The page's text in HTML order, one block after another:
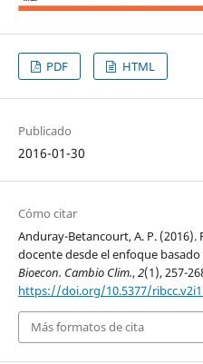
PDF HTML
Publicado
2016-01-30
Cómo citar
Anduray-Betancourt, A. P.
docente desde el enfoque
Bioecon. Cambio Clim.,2(1), 257-
https://doi.org/10.5377/
Más formatos de cita